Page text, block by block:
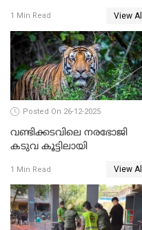
ഹൈക്കോടതിയിലേക്ക്;
സത്യപ്രതിജ്ഞ ചടങ്ങില്‍
ചട്ടലംഘനമെന്ന് പാർട്ടി
1 Min Read View All
Posted On 26-12-2025
വണ്ടിക്കടവിലെ നരഭോജി
കടുവ കൂട്ടിലായി
1 Min Read View All